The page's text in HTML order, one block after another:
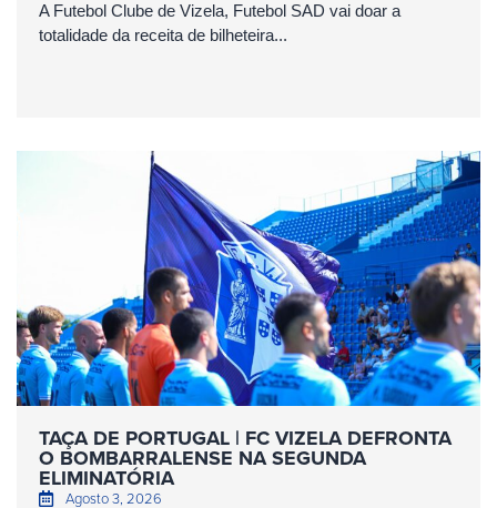
A Futebol Clube de Vizela, Futebol SAD vai doar a
totalidade da receita de bilheteira...
TAÇA DE PORTUGAL | FC VIZELA DEFRONTA
O BOMBARRALENSE NA SEGUNDA
ELIMINATÓRIA
Agosto 3, 2026